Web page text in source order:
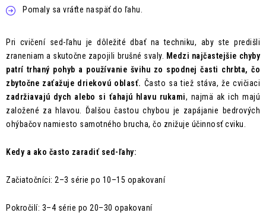
Pomaly sa vráťte naspäť do ľahu.
Pri cvičení sed-ľahu je dôležité dbať na techniku, aby ste predišli
zraneniam a skutočne zapojili brušné svaly. Medzi najčastejšie chyby
patrí trhaný pohyb a používanie švihu zo spodnej časti chrbta, čo
zbytočne zaťažuje driekovú oblasť. Často sa tiež stáva, že cvičiaci
zadržiavajú dych alebo si ťahajú hlavu rukami, najmä ak ich majú
založené za hlavou. Ďalšou častou chybou je zapájanie bedrových
ohýbačov namiesto samotného brucha, čo znižuje účinnosť cviku.
Kedy a ako často zaradiť sed-ľahy:
Začiatočníci: 2–3 série po 10–15 opakovaní
Pokročilí: 3–4 série po 20–30 opakovaní